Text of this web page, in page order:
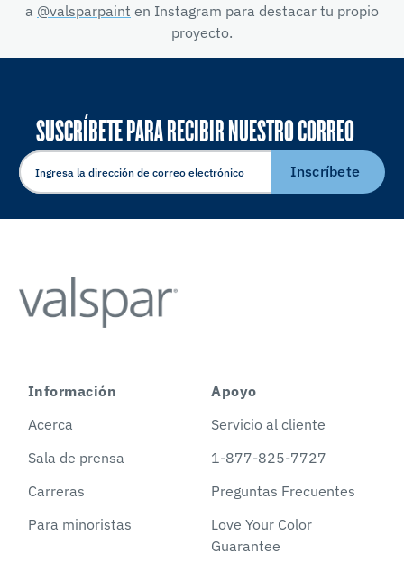
a @valsparpaint en Instagram para destacar tu propio
proyecto.
SUSCRÍBETE PARA RECIBIR NUESTRO CORREO
ELECTRÓNICO
Inscríbete
Información
Acerca
Sala de prensa
Carreras
Para minoristas
Apoyo
Servicio al cliente
1-877-825-7727
Preguntas Frecuentes
Love Your Color
Guarantee